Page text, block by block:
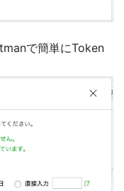
で簡単にToken